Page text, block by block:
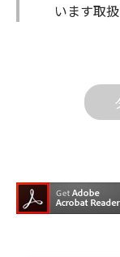
います取
属します
個人が本
ですが、
ダウ
貸、改
化する